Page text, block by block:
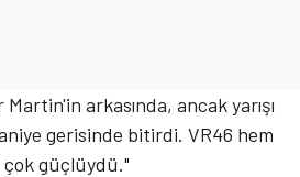
Martin'in arkasında, ancak yarışı
gerisinde bitirdi. VR46 hem
güçlüydü."